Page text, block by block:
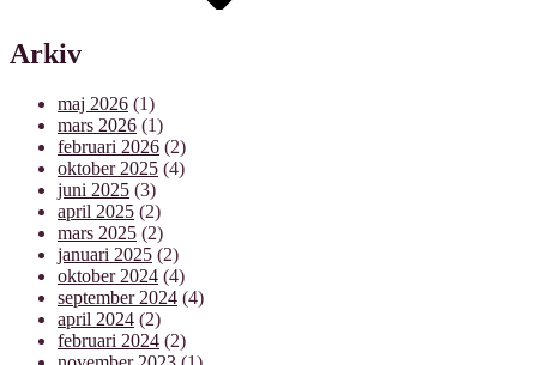
Arkiv
maj 2026 (1)
mars 2026 (1)
februari 2026 (2)
oktober 2025 (4)
juni 2025 (3)
april 2025 (2)
mars 2025 (2)
januari 2025 (2)
oktober 2024 (4)
september 2024 (4)
april 2024 (2)
februari 2024 (2)